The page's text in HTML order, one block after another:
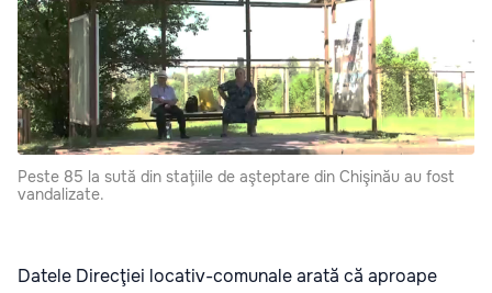
Peste 85 la sută din staţiile de aşteptare din Chişinău au fost
vandalizate.
Datele Direcţiei locativ-comunale arată că aproape